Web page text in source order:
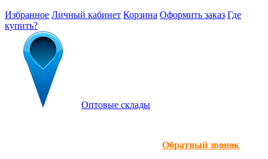
Избранное Личный кабинет Корзина Оформить заказ Где
купить?
Оптовые склады
Обратный звонок